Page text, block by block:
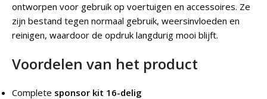
ontworpen voor gebruik op voertuigen en accessoires. Ze
zijn bestand tegen normaal gebruik, weersinvloeden en
reinigen, waardoor de opdruk langdurig mooi blijft.
Voordelen van het product
Complete sponsor kit 16-delig